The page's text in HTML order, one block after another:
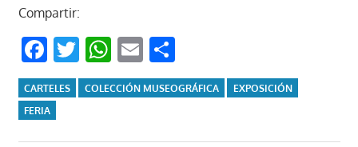
Compartir:
Facebook
Twitter
WhatsApp
EmailCompartir
CARTELES COLECCIÓN MUSEOGRÁFICA
EXPOSICIÓN
FERIA